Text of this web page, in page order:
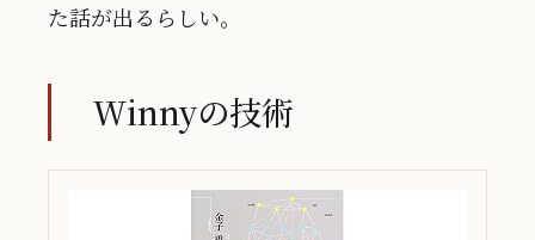
た話が出るらしい。
Winnyの技術